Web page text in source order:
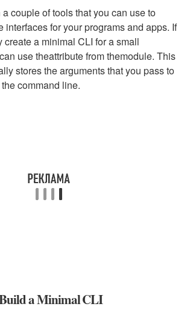
couple of tools that you can use to
interfaces for your programs and apps. If
create a minimal CLI for a small
use theattribute from themodule. This
stores the arguments that you pass to
command line.
a Minimal CLI